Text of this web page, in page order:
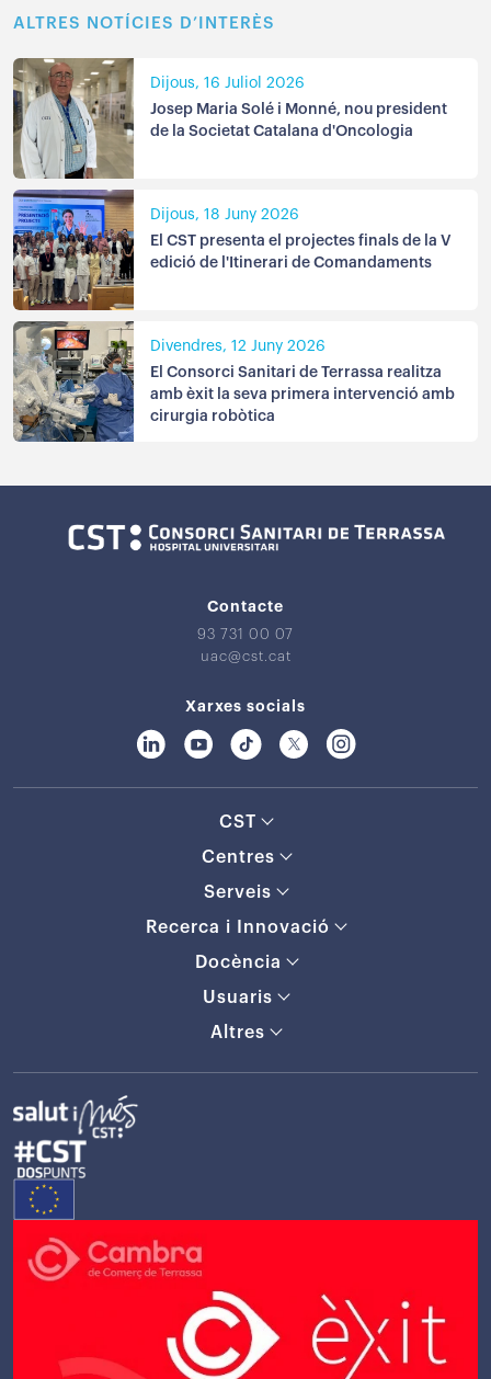
ALTRES NOTÍCIES D’INTERÈS
Dijous, 16 Juliol 2026
Josep Maria Solé i Monné, nou president
de la Societat Catalana d'Oncologia
Dijous, 18 Juny 2026
El CST presenta el projectes finals de la V
edició de l'Itinerari de Comandaments
Divendres, 12 Juny 2026
El Consorci Sanitari de Terrassa realitza
amb èxit la seva primera intervenció amb
cirurgia robòtica
Contacte
93 731 00 07
uac@cst.cat
Xarxes socials
CST
Centres
Serveis
Recerca i Innovació
Docència
Usuaris
Altres